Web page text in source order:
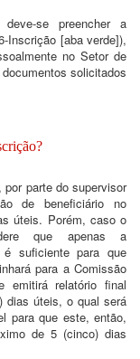
se preencher a
Inscrição [aba verde]),
no Setor de
solicitados
parte do supervisor
de beneficiário no
úteis. Porém, caso o
que apenas a
é suficiente para que
para a Comissão
emitirá relatório final
dias úteis, o qual será
para que este, então,
de 5 (cinco) dias